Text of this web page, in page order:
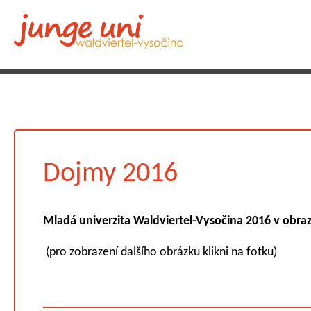
Dojmy 2016
Mladá univerzita Waldviertel-Vysočina 2016 v
(pro zobrazení dalšího obrázku klikni na fotku)